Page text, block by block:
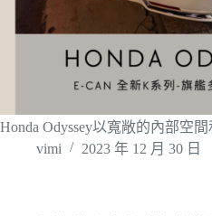
Honda Odyssey以寬敞的內部空
vimi
2023 年 12 月 30 日